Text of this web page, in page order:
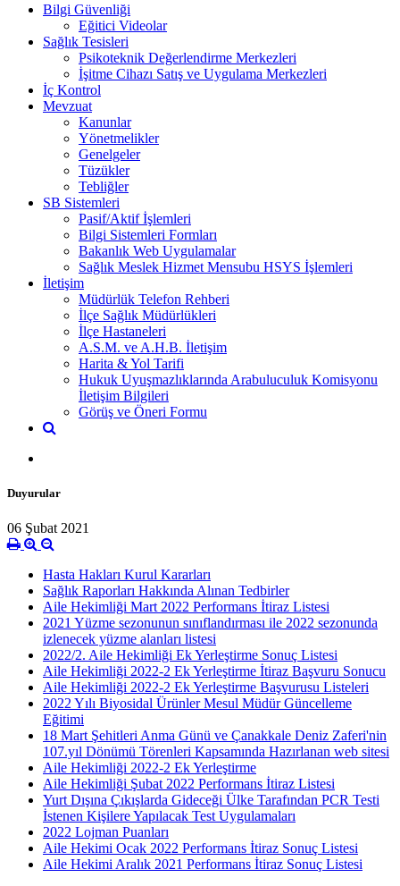
Bilgi Güvenliği
Eğitici Videolar
Sağlık Tesisleri
Psikoteknik Değerlendirme Merkezleri
İşitme Cihazı Satış ve Uygulama Merkezleri
İç Kontrol
Mevzuat
Kanunlar
Yönetmelikler
Genelgeler
Tüzükler
Tebliğler
SB Sistemleri
Pasif/Aktif İşlemleri
Bilgi Sistemleri Formları
Bakanlık Web Uygulamalar
Sağlık Meslek Hizmet Mensubu HSYS İşlemleri
İletişim
Müdürlük Telefon Rehberi
İlçe Sağlık Müdürlükleri
İlçe Hastaneleri
A.S.M. ve A.H.B. İletişim
Harita & Yol Tarifi
Hukuk Uyuşmazlıklarında Arabuluculuk Komisyonu
İletişim Bilgileri
Görüş ve Öneri Formu
Duyurular
06 Şubat 2021
Hasta Hakları Kurul Kararları
Sağlık Raporları Hakkında Alınan Tedbirler
Aile Hekimliği Mart 2022 Performans İtiraz Listesi
2021 Yüzme sezonunun sınıflandırması ile 2022 sezonunda
izlenecek yüzme alanları listesi
2022/2. Aile Hekimliği Ek Yerleştirme Sonuç Listesi
Aile Hekimliği 2022-2 Ek Yerleştirme İtiraz Başvuru Sonucu
Aile Hekimliği 2022-2 Ek Yerleştirme Başvurusu Listeleri
2022 Yılı Biyosidal Ürünler Mesul Müdür Güncelleme
Eğitimi
18 Mart Şehitleri Anma Günü ve Çanakkale Deniz Zaferi'nin
107.yıl Dönümü Törenleri Kapsamında Hazırlanan web sitesi
Aile Hekimliği 2022-2 Ek Yerleştirme
Aile Hekimliği Şubat 2022 Performans İtiraz Listesi
Yurt Dışına Çıkışlarda Gideceği Ülke Tarafından PCR Testi
İstenen Kişilere Yapılacak Test Uygulamaları
2022 Lojman Puanları
Aile Hekimi Ocak 2022 Performans İtiraz Sonuç Listesi
Aile Hekimi Aralık 2021 Performans İtiraz Sonuç Listesi